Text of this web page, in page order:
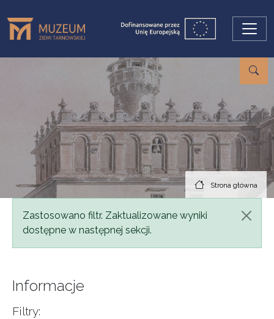
Strona główna
Komunikat
Zastosowano filtr. Zaktualizowane wyniki
dostępne w następnej sekcji.
Informacje
Filtry: